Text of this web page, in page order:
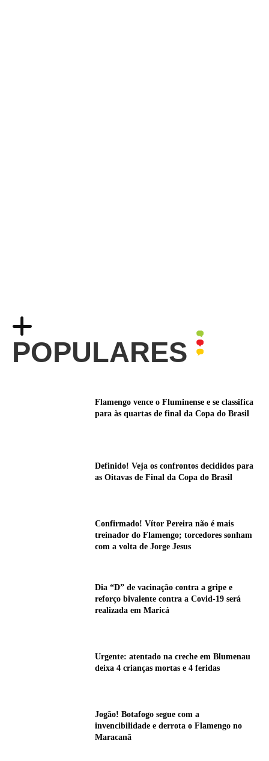
POPULARES
Flamengo vence o Fluminense e se classifica
para às quartas de final da Copa do Brasil
Definido! Veja os confrontos decididos para
as Oitavas de Final da Copa do Brasil
Confirmado! Vítor Pereira não é mais
treinador do Flamengo; torcedores sonham
com a volta de Jorge Jesus
Dia “D” de vacinação contra a gripe e
reforço bivalente contra a Covid-19 será
realizada em Maricá
Urgente: atentado na creche em Blumenau
deixa 4 crianças mortas e 4 feridas
Jogão! Botafogo segue com a
invencibilidade e derrota o Flamengo no
Maracanã